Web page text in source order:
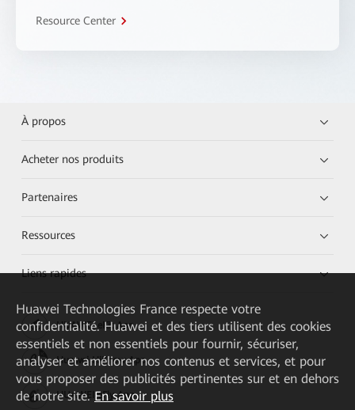
Resource Center
À propos
Acheter nos produits
Partenaires
Ressources
Liens rapides
HUAWEI eKit App
Huawei HiKnow App
HUAWEI eFly App
Huawei Technologies France respecte votre
confidentialité. Huawei et des tiers utilisent des cookies
essentiels et non essentiels pour fournir, sécuriser,
analyser et améliorer nos contenus et services, et pour
vous proposer des publicités pertinentes sur et en dehors
de notre site. En savoir plus